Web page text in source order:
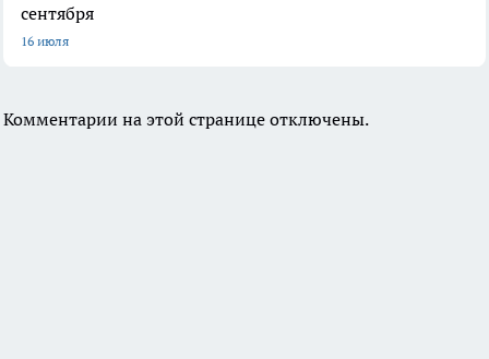
сентября
16 июля
Комментарии на этой странице отключены.